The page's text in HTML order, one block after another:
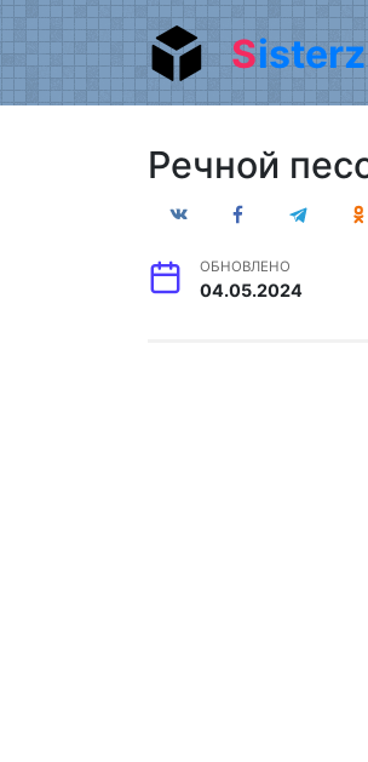
Перейти
к
содержанию
Речной
ОБНОВЛЕНО
04.05.2024